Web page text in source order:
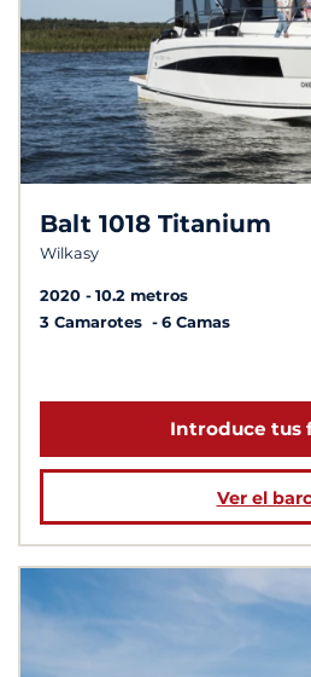
Balt 1018 Titanium
Wilkasy
2020
10.2 metros
3 Camarotes
6 Camas
Introduce tus
Ver el